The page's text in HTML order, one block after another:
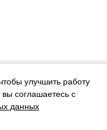
улучшить работу
соглашаетесь с
данных